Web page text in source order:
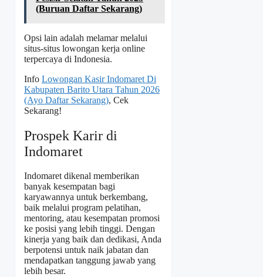
(Buruan Daftar Sekarang)
Opsi lain adalah melamar melalui
situs-situs lowongan kerja online
terpercaya di Indonesia.
Info Lowongan Kasir Indomaret Di
Kabupaten Barito Utara Tahun 2026
(Ayo Daftar Sekarang), Cek
Sekarang!
Prospek Karir di
Indomaret
Indomaret dikenal memberikan
banyak kesempatan bagi
karyawannya untuk berkembang,
baik melalui program pelatihan,
mentoring, atau kesempatan promosi
ke posisi yang lebih tinggi. Dengan
kinerja yang baik dan dedikasi, Anda
berpotensi untuk naik jabatan dan
mendapatkan tanggung jawab yang
lebih besar.